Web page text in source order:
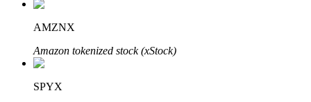
合夥人計劃
AMZNX
Amazon tokenized stock (xStock)
SPYX